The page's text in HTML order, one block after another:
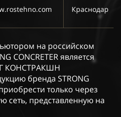
Краснодар
на российском
CONCRETER является
КОНСТРАКШН
бренда STRONG
только через
сеть, представленную на